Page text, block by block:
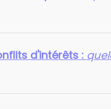
d'intérêts :